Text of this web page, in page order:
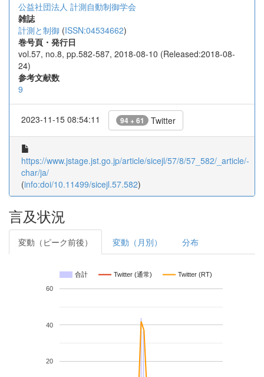
公益社団法人 計測自動制御学会
雑誌
計測と制御 (ISSN:04534662)
巻号頁・発行日
vol.57, no.8, pp.582-587, 2018-08-10 (Released:2018-08-
24)
参考文献数
9
2023-11-15 08:54:11 94 + 61 Twitter
https://www.jstage.jst.go.jp/article/sicejl/57/8/57_582/_article/-
char/ja/
(info:doi/10.11499/sicejl.57.582)
言及状況
変動（ピーク前後） 変動（月別） 分布
合計 Twitter (通常) Twitter (RT)
20
40
60